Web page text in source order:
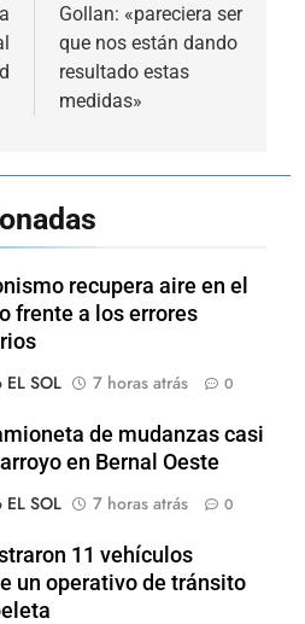
Gollan: «pareciera ser
que nos están dando
resultado estas
medidas»
recupera aire en el
frente a los errores
SOL
7 horas atrás 0
de mudanzas casi
en Bernal Oeste
SOL
7 horas atrás 0
11 vehículos
un operativo de tránsito